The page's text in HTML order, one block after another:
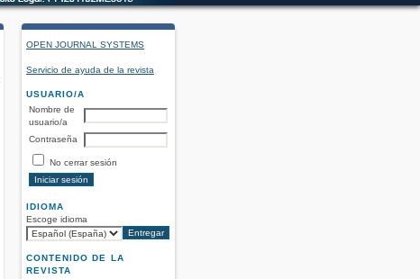
OPEN JOURNAL SYSTEMS
Servicio de ayuda de la revista
USUARIO/A
Nombre de
usuario/a
Contraseña
No cerrar sesión
IDIOMA
Escoge idioma
CONTENIDO DE LA
REVISTA